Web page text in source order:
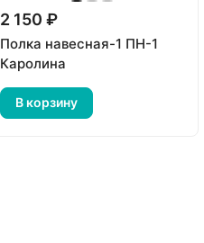
2 150 ₽
Полка навесная-1 ПН-1
Каролина
В корзину